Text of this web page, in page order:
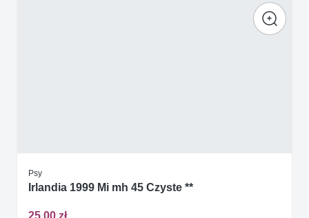
Psy
Irlandia 1999 Mi mh 45 Czyste **